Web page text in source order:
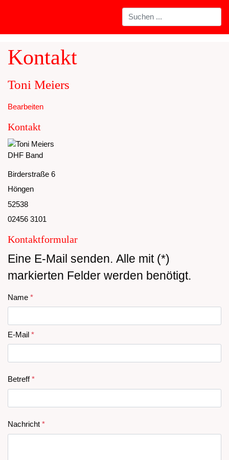
Kontakt
Toni Meiers
Bearbeiten
Kontakt
DHF Band
Birderstraße 6
Höngen
52538
02456 3101
Kontaktformular
Eine E-Mail senden. Alle mit (*)
markierten Felder werden benötigt.
Name *
E-Mail *
Betreff*
Nachricht *